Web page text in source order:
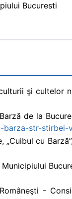
Bucuresti
şi cultelor
de la
barza-str-stirbei-
cu
-